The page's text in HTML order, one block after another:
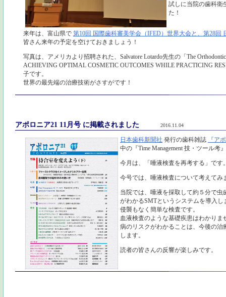
試しに当院の歯科衛
た！
来年は、富山県で 第10回 国際歯科審美学会（IFED）世界大会と、第28回
皆さん来年の予定を空けておきましょう！
写真は、アメリカより招聘された、Salvatore Lotardo先生の「The
ACHIEVING OPTIMAL COSMETIC OUTCOMES WHILE PRACTICING
子です。
世界の最先端の治療技術がさすがです！
アポロニア21 11月号 に掲載されました 2016.11.04
日本歯科新聞社 発行の歯科雑誌
『ア
中の『Time Management 技・ツール考
今月は、「唾液検査を再考する」です
今号では、唾液検査について考えてみ
当院では、唾液を採取して約５分で虫
がわかるSMTというシステムを導入し
侵襲もなく簡単な検査です。
血液検査のような基礎疾患はわかりま
病のリスクがわかることは、今後の治
します。
読者の皆さんの反響が楽しみです。